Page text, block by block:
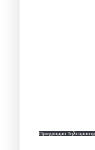
Προγραμμα